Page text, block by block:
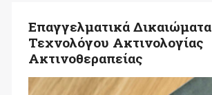
Επαγγελματικά Δικαιώματα
Τεχνολόγου Ακτινολογίας
Ακτινοθεραπείας